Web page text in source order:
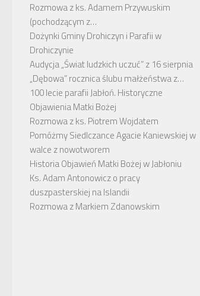
Rozmowa z ks. Adamem Przywuskim
(pochodzącym z…
Dożynki Gminy Drohiczyn i Parafii w
Drohiczynie
Audycja „Świat ludzkich uczuć” z 16 sierpnia
„Dębowa” rocznica ślubu małżeństwa z…
100 lecie parafii Jabłoń. Historyczne
Objawienia Matki Bożej
Rozmowa z ks. Piotrem Wojdatem
Pomóżmy Siedlczance Agacie Kaniewskiej w
walce z nowotworem
Historia Objawień Matki Bożej w Jabłoniu
Ks. Adam Antonowicz o pracy
duszpasterskiej na Islandii
Rozmowa z Markiem Zdanowskim